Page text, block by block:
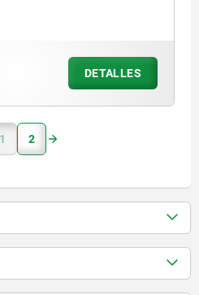
DETALLES
1 2